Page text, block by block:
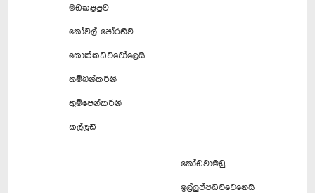
මඩකළපුව
කෝවිල් පෝරතිව්
කොක්කඩිච්චෝලෙයි
තම්බන්කර්නි
තුම්පෙන්කර්නි
කල්ලඩි
කෝඩවාමඩු
ඉල්ලුප්පඩිච්චෙනෙයි